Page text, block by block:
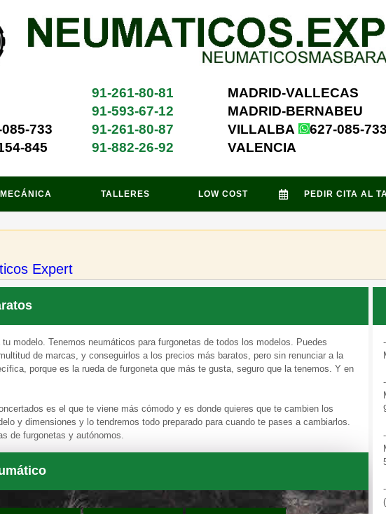
91-261-80-81 MADRID-VALLECAS
91-593-67-12 MADRID-BERNABEU
733 91-261-80-87 VILLALBA 627-085-733
845 91-882-26-92 VALENCIA
MECÁNICA TALLERES LOW COST PEDIR CITA AL
Expert
modelo. Tenemos neumáticos para furgonetas de todos los modelos. Puedes
de marcas, y conseguirlos a los precios más baratos, pero sin renunciar a la
porque es la rueda de furgoneta que más te gusta, seguro que la tenemos. Y en
es el que te viene más cómodo y es donde quieres que te cambien los
y dimensiones y lo tendremos todo preparado para cuando te pases a cambiarlos.
de furgonetas y autónomos.